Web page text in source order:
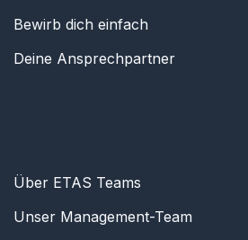
Bewirb dich einfach
Deine Ansprechpartner
Über ETAS Teams
Unser Management-Team